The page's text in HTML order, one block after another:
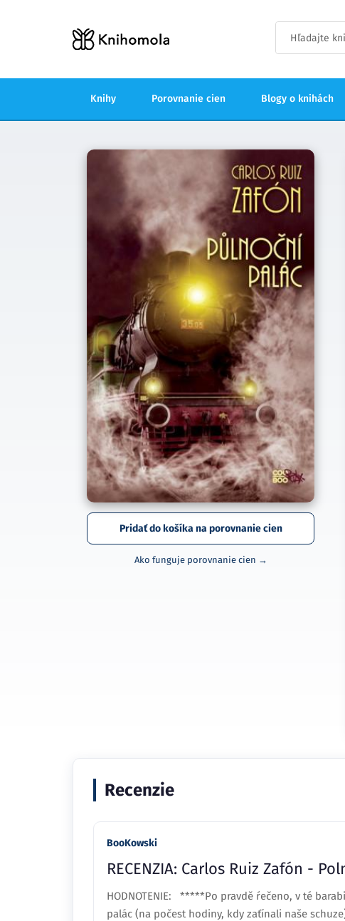
Knihy Porovnanie cien Blogy o knihách
Pridať do košíka na porovnanie cien
Ako funguje porovnanie cien →
Recenzie
BooKowski
RECENZIA: Carlos Ruiz Zafón -
HODNOTENIE: *****Po pravdě ŕečeno, v té
palác (na počest hodiny, kdy zaťínali naše